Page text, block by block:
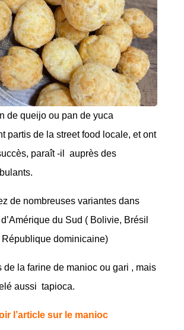
de queijo ou pan de yuca
partis de la street food locale, et ont
paraît -il auprès des
de nombreuses variantes dans
du Sud ( Bolivie, Brésil
dominicaine)
de la farine de manioc ou gari , mais
aussi tapioca.
l’article sur le manioc